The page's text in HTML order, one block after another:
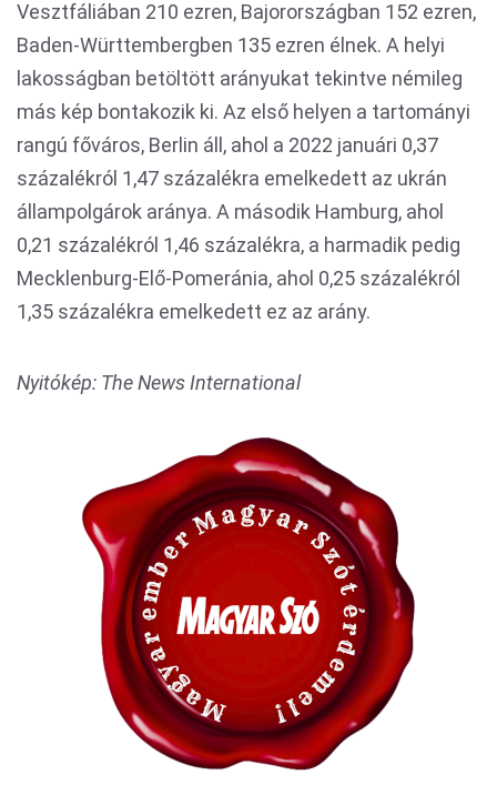
Vesztfáliában 210 ezren, Bajorországban 152 ezren,
Baden-Württembergben 135 ezren élnek. A helyi
lakosságban betöltött arányukat tekintve némileg
más kép bontakozik ki. Az első helyen a tartományi
rangú főváros, Berlin áll, ahol a 2022 januári 0,37
százalékról 1,47 százalékra emelkedett az ukrán
állampolgárok aránya. A második Hamburg, ahol
0,21 százalékról 1,46 százalékra, a harmadik pedig
Mecklenburg-Elő-Pomeránia, ahol 0,25 százalékról
1,35 százalékra emelkedett ez az arány.
Nyitókép: The News International